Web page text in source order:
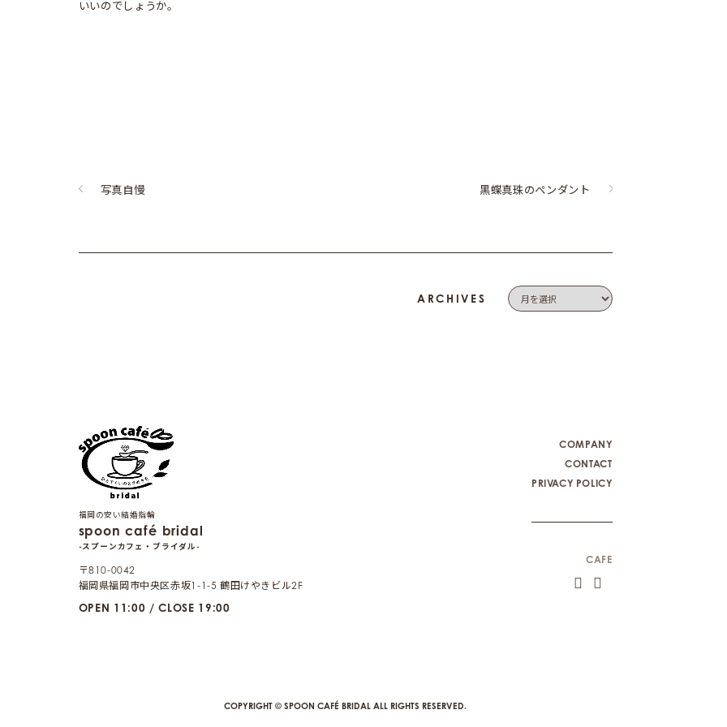
いいのでしょうか。
写真自慢 黒蝶真珠のペンダント
ARCHIVES
福岡の安い結婚指輪
spoon café bridal
-スプーンカフェ・ブライダル-
〒810-0042
福岡県福岡市中央区赤坂1-1-5 鶴田けやきビル2F
OPEN 11:00 / CLOSE 19:00
COMPANY
CONTACT
PRIVACY POLICY
CAFE
COPYRIGHT © SPOON CAFÉ BRIDAL ALL RIGHTS RESERVED.